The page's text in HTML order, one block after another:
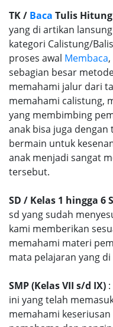
TK / Baca Tulis Hitung
yang di artikan
kategori Calistung/
proses awal Membaca
sebagian besar
memahami jalur dari
memahami calistung,
yang membimbing
anak bisa juga
bermain untuk
anak menjadi sangat
tersebut.
SD / Kelas 1 hingga 6
sd yang sudah
kami memberikan
memahami materi
mata pelajaran yang
SMP (Kelas VII s/d IX)
ini yang telah
memahami